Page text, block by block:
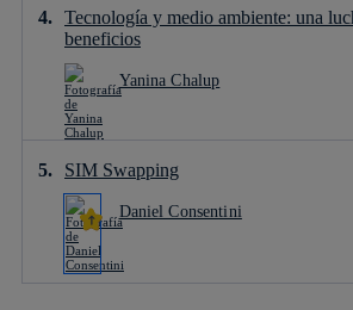
Tecnología y medio ambiente: una
beneficios
Yanina Chalup
SIM Swapping
Daniel Consentini